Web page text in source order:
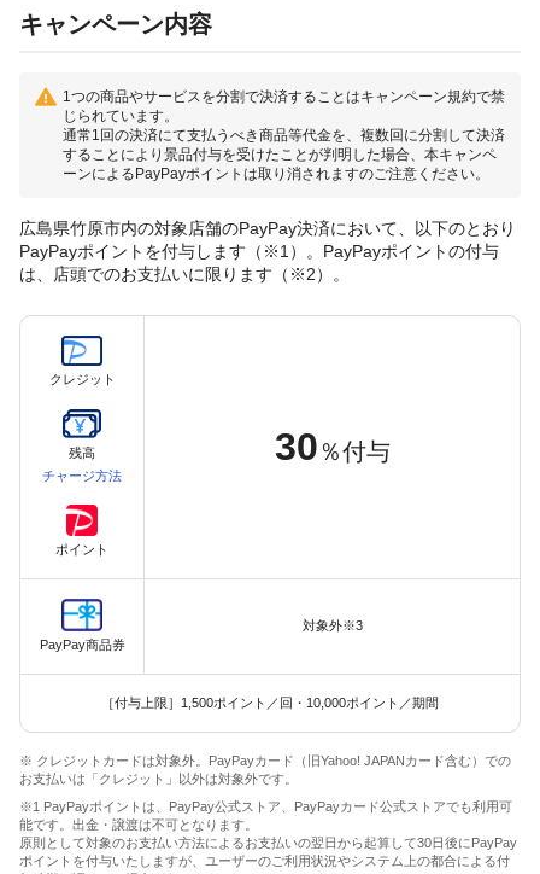
キャンペーン内容
1つの商品やサービスを分割で決済することはキャンペーン規約で禁
じられています。
通常1回の決済にて支払うべき商品等代金を、複数回に分割して決済
することにより景品付与を受けたことが判明した場合、本キャンペ
ーンによるPayPayポイントは取り消されますのご注意ください。
広島県竹原市内の対象店舗のPayPay決済において、以下のとおり
PayPayポイントを付与します（※1）。PayPayポイントの付与
は、店頭でのお支払いに限ります（※2）。
クレジット
残高
チャージ方法
ポイント
30 ％付与
PayPay商品券
対象外※3
［付与上限］1,500ポイント／回・10,000ポイント／期間
※ クレジットカードは対象外。PayPayカード（旧Yahoo! JAPANカード含む）での
お支払いは「クレジット」以外は対象外です。
※1 PayPayポイントは、PayPay公式ストア、PayPayカード公式ストアでも利用可
能です。出金・譲渡は不可となります。
原則として対象のお支払い方法によるお支払いの翌日から起算して30日後にPayPay
ポイントを付与いたしますが、ユーザーのご利用状況やシステム上の都合による付